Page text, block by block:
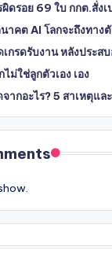
ดรอย 69 ใบ กกต.สั่ง
าคต AI โลกจะถึงทาง
กรดรับงาน หลังประส
ม่ใช่ลูกตัวเอง เอง
ากอะไร? 5 สาเหตุแ